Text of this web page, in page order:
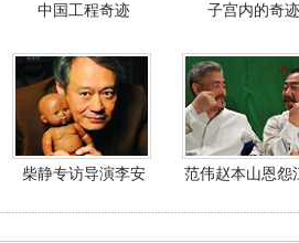
中国工程奇迹 子宫内的奇迹
柴静专访导演李安 范伟赵本山恩怨